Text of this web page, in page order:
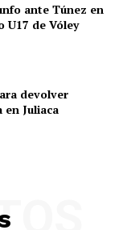
ante Túnez en
U17 de Vóley
devolver
en Juliaca